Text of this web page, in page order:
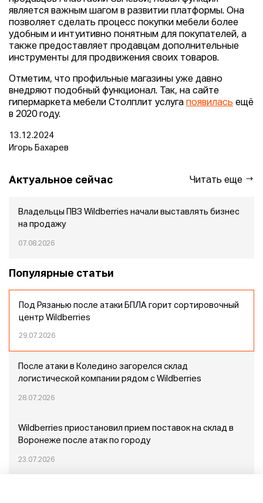
является важным шагом в развитии платформы. Она
позволяет сделать процесс покупки мебели более
удобным и интуитивно понятным для покупателей, а
также предоставляет продавцам дополнительные
инструменты для продвижения своих товаров.
Отметим, что профильные магазины уже давно
внедряют подобный функционал. Так, на сайте
гипермаркета мебели Столплит услуга появилась ещё
в 2020 году.
13.12.2024
Игорь Бахарев
Актуальное сейчас Читать еще
Владельцы ПВЗ Wildberries начали выставлять бизнес
на продажу
07.08.2026
Популярные статьи
Под Рязанью после атаки БПЛА горит сортировочный
центр Wildberries
29.07.2026
После атаки в Коледино загорелся склад
логистической компании рядом с Wildberries
28.07.2026
Wildberries приостановил прием поставок на склад в
Воронеже после атак по городу
23.07.2026